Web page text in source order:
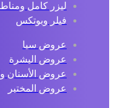
ليزر كامل ومناطق
فيلر وبوتكس
عروض سبا
عروض البشرة
عروض الأسنان واللثة
عروض المختبر